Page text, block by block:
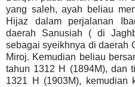
yang saleh, ayah beliau
Hijaz dalam perjalanan
daerah Sanusiah ( di
sebagai syeikhnya di daerah
Miroj. Kemudian beliau
tahun 1312 H (1894M), dan
1321 H (1903M), kemudian